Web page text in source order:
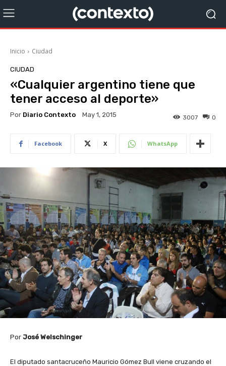
Inicio Ciudad
CIUDAD
«Cualquier argentino tiene que
tener acceso al deporte»
Por Diario Contexto May 1, 2015 0
3007
Facebook X WhatsApp
Por José Welschinger
El diputado santacruceño Mauricio Gómez Bull viene cruzando el